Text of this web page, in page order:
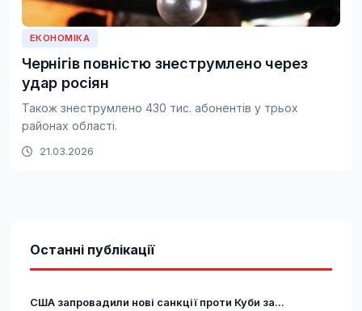
ЕКОНОМІКА
Чернігів повністю знеструмлено через
удар росіян
Також знеструмлено 430 тис. абонентів у трьох
районах області.
21.03.2026
Останні публікації
США запровадили нові санкції проти Куби за...